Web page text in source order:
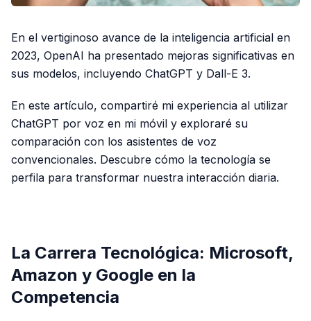
En el vertiginoso avance de la inteligencia artificial en
2023, OpenAI ha presentado mejoras significativas en
sus modelos, incluyendo ChatGPT y Dall-E 3.
En este artículo, compartiré mi experiencia al utilizar
ChatGPT por voz en mi móvil y exploraré su
comparación con los asistentes de voz
convencionales. Descubre cómo la tecnología se
perfila para transformar nuestra interacción diaria.
La Carrera Tecnológica: Microsoft,
Amazon y Google en la
Competencia